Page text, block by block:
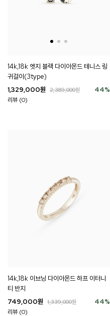
14k,18k 엣지 블랙 다이아몬드 테니스 링
귀걸이(3type)
44%
1,329,000원 2,389,000원
리뷰 (0)
14k,18k 이브닝 다이아몬드 하프 이터니
티 반지
44%
749,000원 1,339,000원
리뷰 (0)